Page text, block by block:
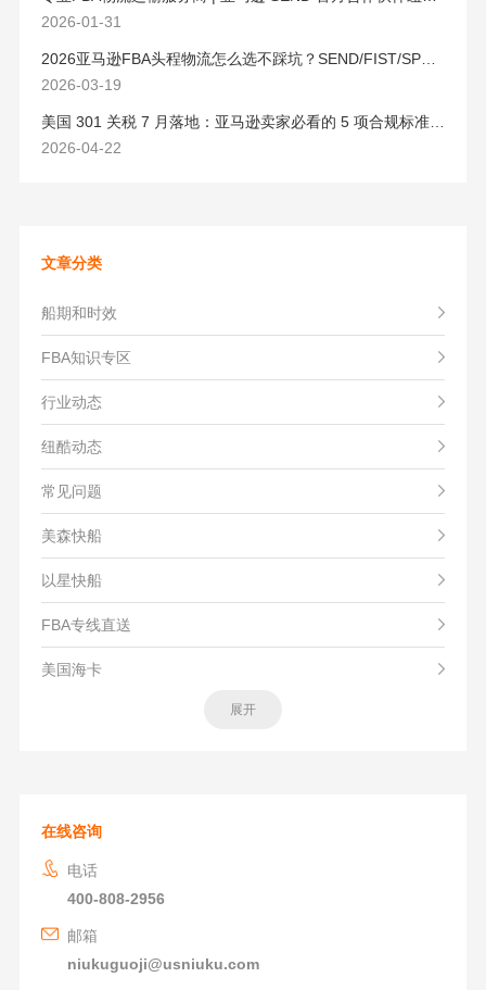
2026-01-31
2026亚马逊FBA头程物流怎么选不踩坑？SEND/FIST/SPN官方认证物流商，只有这家敢承诺“准达率第一”
2026-03-19
美国 301 关税 7 月落地：亚马逊卖家必看的 5 项合规标准与稳交付方案
2026-04-22
文章分类
船期和时效
FBA知识专区
行业动态
纽酷动态
常见问题
美森快船
以星快船
FBA专线直送
美国海卡
展开
在线咨询
电话
400-808-2956
邮箱
niukuguoji@usniuku.com